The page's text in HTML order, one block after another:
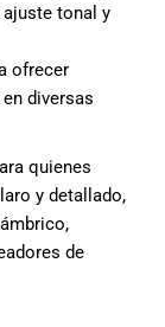
ajuste tonal y
ofrecer
diversas
quienes
y detallado,
de